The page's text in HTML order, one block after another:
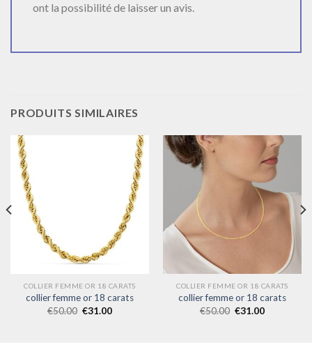
ont la possibilité de laisser un avis.
PRODUITS SIMILAIRES
COLLIER FEMME OR 18 CARATS
collier femme or 18 carats
€50.00 €31.00
COLLIER FEMME OR 18 CARATS
collier femme or 18 carats
€50.00 €31.00